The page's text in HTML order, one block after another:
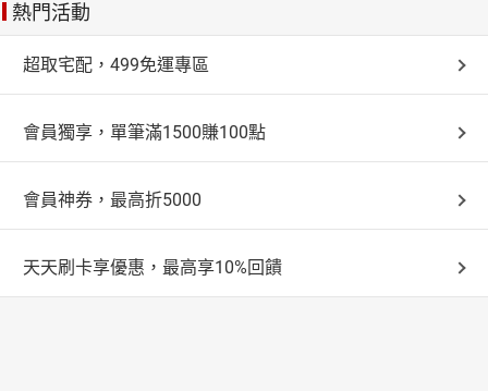
熱門活動
超取宅配，499免運專區
會員獨享，單筆滿1500賺100點
會員神券，最高折5000
天天刷卡享優惠，最高享10%回饋